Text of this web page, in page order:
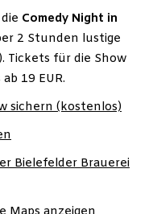
Comedy Night in
2 Stunden lustige
). Tickets für die Show
19 EUR.
sichern (kostenlos)
Bielefelder Brauerei